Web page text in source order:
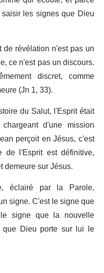
les signes que Dieu
révélation n'est pas un
ce n'est pas un discours.
discret, comme
(Jn 1, 33).
du Salut, l'Esprit était
d'une mission
perçoit en Jésus, c'est
l'Esprit est définitive,
demeure sur Jésus.
éclairé par la Parole,
signe. C'est le signe que
signe que la nouvelle
Dieu porte sur lui le